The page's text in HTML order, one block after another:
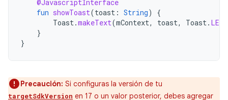
@JavascriptInterface
fun showToast(toast : String)
{
Toast.makeText(mContext, toast, Toast.
}
}
Precaución: Si configuras la versión de tu
targetSdkVersion en 17 o un valor posterior, debes agregar